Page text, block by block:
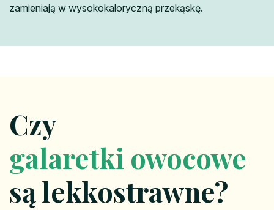
zamieniają w wysokokaloryczną przekąskę.
Czy
galaretki owocowe
są lekkostrawne?